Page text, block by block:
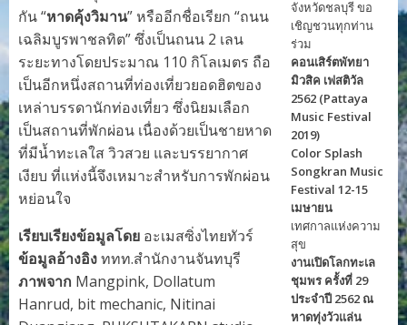
กัน “หาดคุ้งวิมาน” หรืออีกชื่อเรียก “ถนน
เฉลิมบูรพาชลทิต” ซึ่งเป็นถนน 2 เลน
ระยะทางโดยประมาณ 110 กิโลเมตร ถือ
เป็นอีกหนึ่งสถานที่ท่องเที่ยวยอดฮิตของ
เหล่าบรรดานักท่องเที่ยว ซึ่งนิยมเลือก
เป็นสถานที่พักผ่อน เนื่องด้วยเป็นชายหาด
ที่มีน้ำทะเลใส วิวสวย และบรรยากาศ
เงียบ ที่แห่งนี้จึงเหมาะสำหรับการพักผ่อน
หย่อนใจ
เรียบเรียงข้อมูลโดย อะเมสซิ่งไทยทัวร์
ข้อมูลอ้างอิงททท.สำนักงานจันทบุรี
ภาพจาก Mangpink, Dollatum
Hanrud, bit mechanic, Nitinai
จังหวัดชลบุรี ขอ
เชิญชวนทุกท่าน
ร่วม
คอนเสิร์ตพัทยา
มิวสิค เฟสติวัล
2562 (Pattaya
Music Festival
2019)
Color Splash
Songkran Music
Festival 12-15
เมษายน
เทศกาลแห่งความ
สุข
งานเปิดโลกทะเล
ชุมพร ครั้งที่ 29
ประจำปี 2562 ณ
หาดทุ่งวัวแล่น